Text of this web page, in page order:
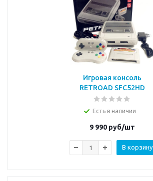
Игровая консоль
RETROAD SFC52HD
Есть в наличии
9 990 руб/шт
В корзину